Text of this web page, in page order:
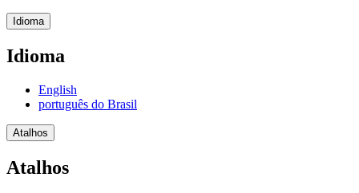
Idioma
Idioma
English
português do Brasil
Atalhos
Atalhos